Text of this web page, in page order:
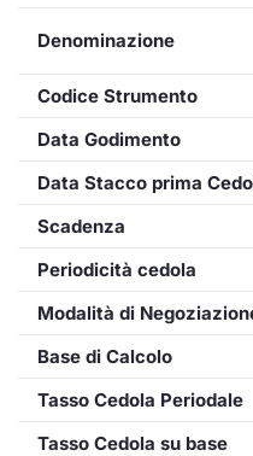
Denominazione
Codice Strumento
Data Godimento
Data Stacco prima
Scadenza
Periodicità cedola
Modalità di
Base di Calcolo
Tasso Cedola Periodale
Tasso Cedola su base